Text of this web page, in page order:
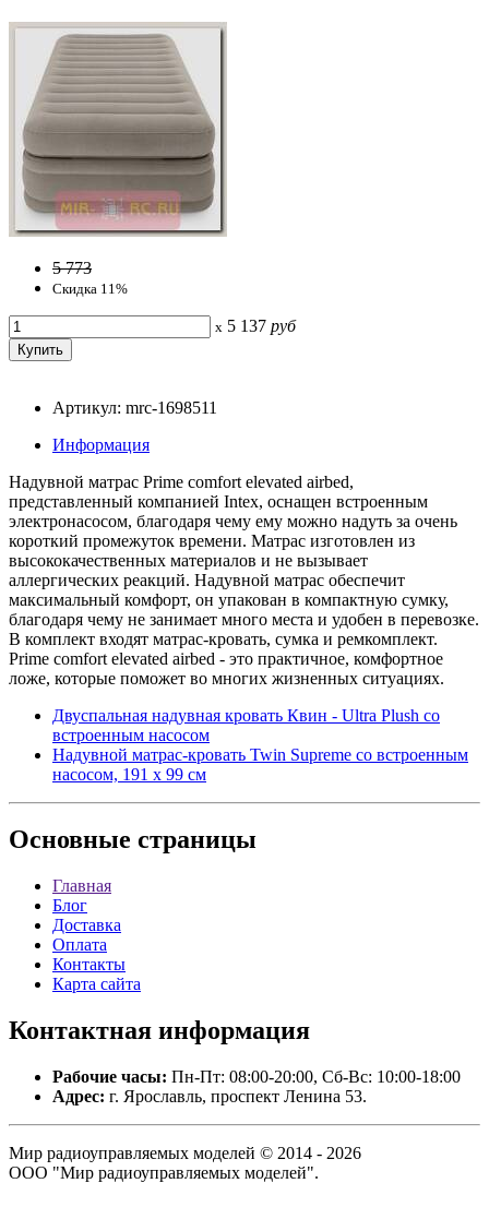
5 773
Скидка 11%
x 5 137 руб
Артикул: mrc-1698511
Информация
Надувной матрас Prime comfort elevated airbed,
представленный компанией Intex, оснащен встроенным
электронасосом, благодаря чему ему можно надуть за очень
короткий промежуток времени. Матрас изготовлен из
высококачественных материалов и не вызывает
аллергических реакций. Надувной матрас обеспечит
максимальный комфорт, он упакован в компактную сумку,
благодаря чему не занимает много места и удобен в перевозке.
В комплект входят матрас-кровать, сумка и ремкомплект.
Prime comfort elevated airbed - это практичное, комфортное
ложе, которые поможет во многих жизненных ситуациях.
Двуспальная надувная кровать Квин - Ultra Plush со
встроенным насосом
Надувной матрас-кровать Twin Supreme со встроенным
насосом, 191 х 99 см
Основные страницы
Главная
Блог
Доставка
Оплата
Контакты
Карта сайта
Контактная информация
Рабочие часы: Пн-Пт: 08:00-20:00, Сб-Вс: 10:00-18:00
Адрес: г. Ярославль, проспект Ленина 53.
Мир радиоуправляемых моделей © 2014 - 2026
ООО "Мир радиоуправляемых моделей".